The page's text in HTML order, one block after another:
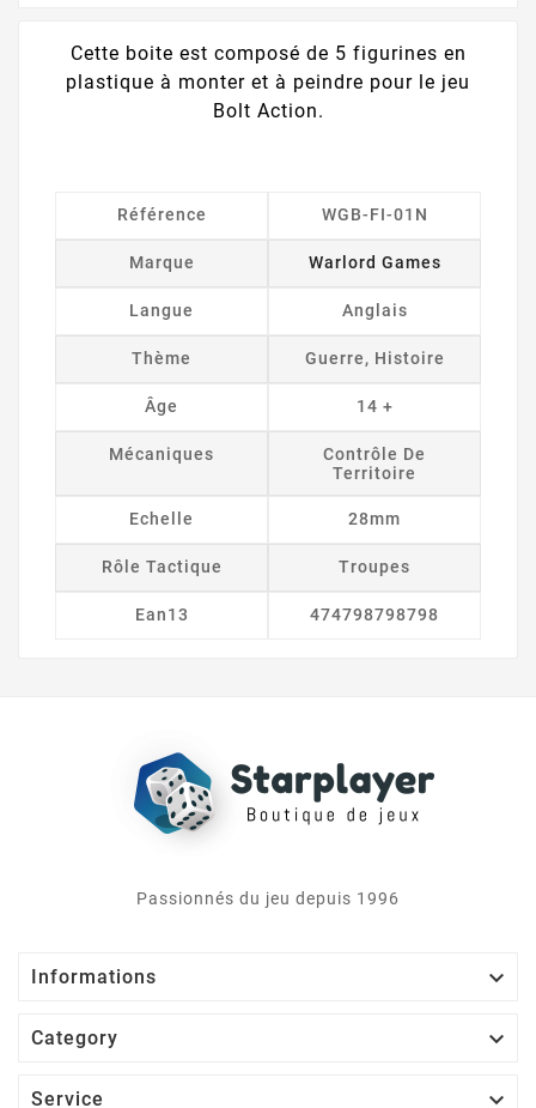
Cette boite est composé de 5 figurines en
plastique à monter et à peindre pour le jeu
Bolt Action.
Référence WGB-FI-01N
Marque Warlord Games
Langue Anglais
Thème Guerre, Histoire
Âge 14 +
Mécaniques
Contrôle De
Territoire
Echelle 28mm
Rôle Tactique Troupes
Ean13 474798798798
Passionnés du jeu depuis 1996
Informations 
Category 
Service 